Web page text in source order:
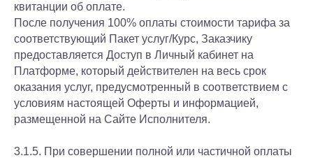
квитанции об оплате.
После получения 100% оплаты стоимости тарифа за
соответствующий Пакет услуг/Курс, Заказчику
предоставляется Доступ в Личный кабинет на
Платформе, который действителен на весь срок
оказания услуг, предусмотренный в соответствием с
условиям настоящей Оферты и информацией,
размещенной на Сайте Исполнителя.
3.1.5. При совершении полной или частичной оплаты